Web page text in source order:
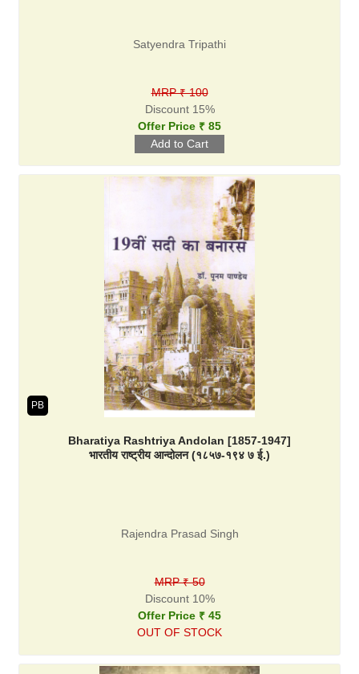
Satyendra Tripathi
MRP ₹ 100
Discount 15%
Offer Price ₹ 85
PB
Bharatiya Rashtriya Andolan [1857-1947]
भारतीय राष्ट्रीय आन्दोलन (१८५७-१९४ ७ ई.)
Rajendra Prasad Singh
MRP ₹ 50
Discount 10%
Offer Price ₹ 45
OUT OF STOCK